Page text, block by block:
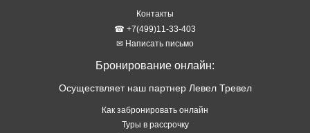
Контакты
☎ +7(499)11-33-403
✉ Написать письмо
Бронирование онлайн:
Осуществляет наш партнер Левел Тревел
Как забронировать онлайн
Туры в рассрочку